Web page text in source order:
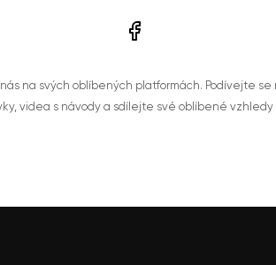
na svých oblíbených platformách. Podívejte se
videa s návody a sdílejte své oblíbené